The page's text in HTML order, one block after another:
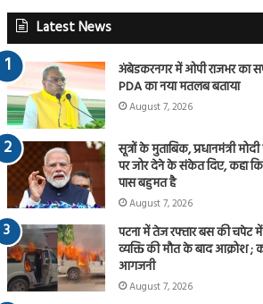
Latest News
अंबेडकरनगर में ओपी राजभर का
PDA का नया मतलब बताया
August 7, 2026
सूत्रों के मुताबिक, प्रधानमंत्री
पर जोर देने के संकेत दिए, कहा
पास बहुमत है
August 7, 2026
पटना में तेज रफ्तार बस की
व्यक्ति की मौत के बाद आक्रोश ;
आगजनी
August 7, 2026